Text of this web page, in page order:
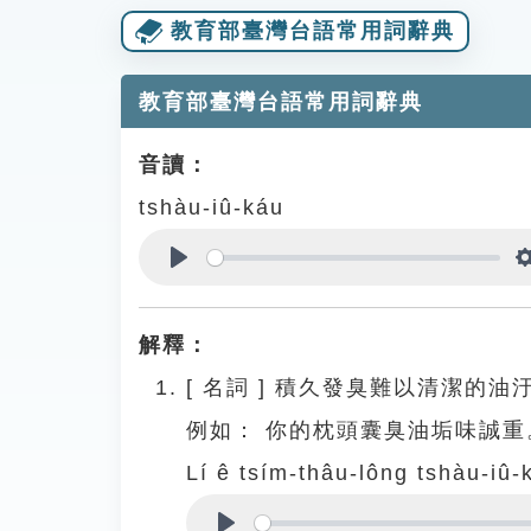
教育部臺灣台語常用詞辭典
教育部臺灣台語常用詞辭典
音讀：
tshàu-iû-káu
解釋：
[ 名詞 ] 積久發臭難以清潔的油汙
例如：
你的枕頭囊臭油垢味誠重
Lí ê tsím-thâu-lông tshàu-iû-